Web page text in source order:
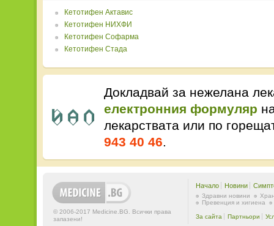
Кетотифен Актавис
Кетотифен НИХФИ
Кетотифен Софарма
Кетотифен Стада
Докладвай за нежелана
електронния формуляр
лекарствата или по
943 40 46.
© 2006-2017 Medicine.BG. Всички права
запазени!
Начало Новини
Здравни новини
Превенция и хигиена
За сайта Партньори